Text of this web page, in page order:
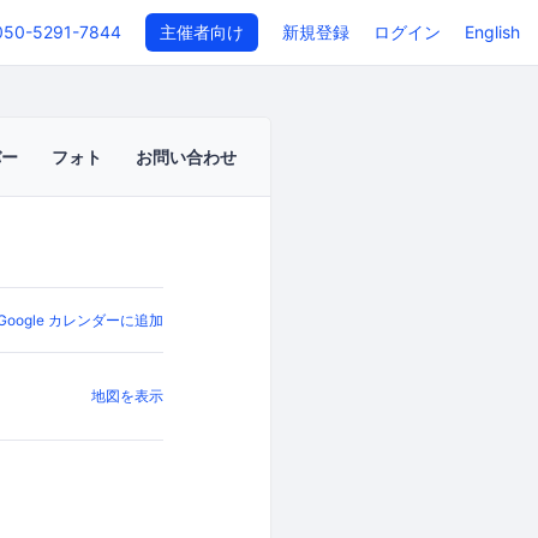
5291-7844 主催者向け 新規登録 ログイン English
フォト お問い合わせ
カレンダーに追加
地図を表示